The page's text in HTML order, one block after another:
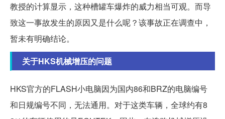
教授的计算显示，这种槽罐车爆炸的威力相当可观。而导
致这一事故发生的原因又是什么呢？该事故正在调查中，
暂未有明确结论。
关于HKS机械增压的问题
HKS官方的FLASH小电脑因为国内86和BRZ的电脑编号
和日规编号不同，无法通用。对于这类车辆，全球约有8